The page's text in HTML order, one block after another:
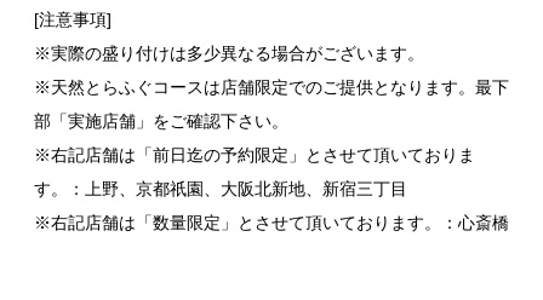
[注意事項]
※実際の盛り付けは多少異なる場合がございます。
※天然とらふぐコースは店舗限定でのご提供となります。最下
部「実施店舗」をご確認下さい。
※右記店舗は「前日迄の予約限定」とさせて頂いておりま
す。：上野、京都祇園、大阪北新地、新宿三丁目
※右記店舗は「数量限定」とさせて頂いております。：心斎橋